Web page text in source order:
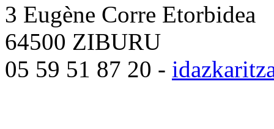
3 Eugène Corre Etorbidea
64500 ZIBURU
05 59 51 87 20 -